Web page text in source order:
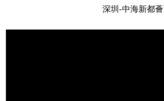
深圳-中海新都薈